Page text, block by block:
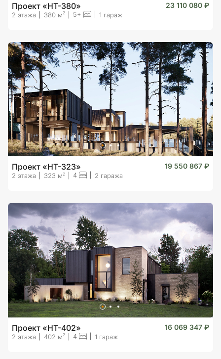
Проект «HT-380» 23 110 080 ₽
2 этажа 380 м2 5+ 1 гараж
Проект «HT-323» 19 550 867 ₽
2 этажа 323 м 2 4 2 гаража
Проект «HT-402» 16 069 347 ₽
2 этажа 402 м2 4 1 гараж